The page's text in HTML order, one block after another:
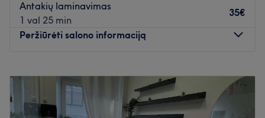
Antakių laminavimas
1 val 25 min
35€
Peržiūrėti salono informaciją
Antradienis
19:00
Trečiadienis
09:00– 19:00
Ketvirtadienis
09:00– 19:00